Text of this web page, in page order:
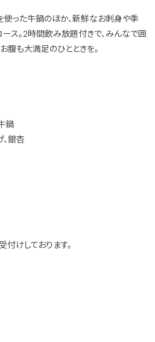
った牛鍋のほか、新鮮なお刺身や季
ス。2時間飲み放題付きで、みんなで囲
腹も大満足のひとときを。
鍋
銀杏
けしております。